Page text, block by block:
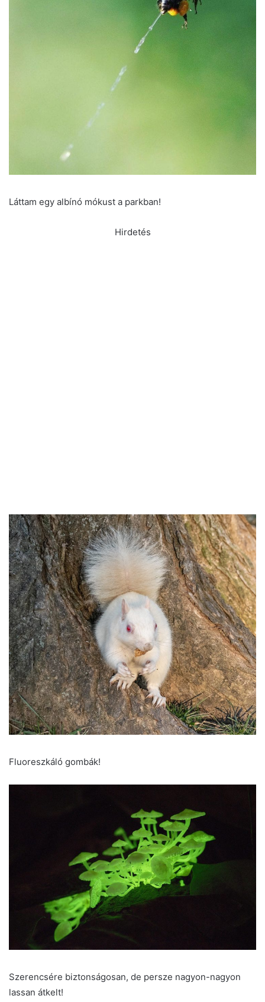
Láttam egy albínó mókust a parkban!
Hirdetés
Fluoreszkáló gombák!
Szerencsére biztonságosan, de persze nagyon-nagyon
lassan átkelt!